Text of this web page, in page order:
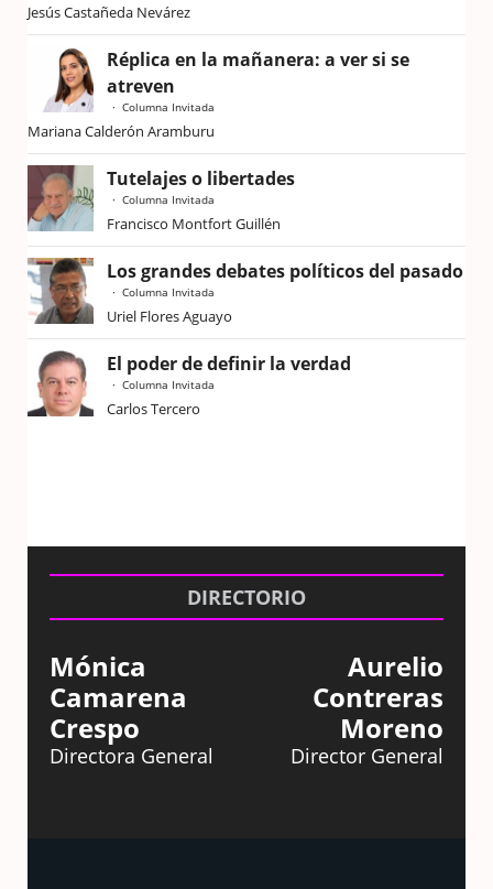
Jesús Castañeda Nevárez
Réplica en la mañanera: a ver si se
atreven
Columna Invitada
Mariana Calderón Aramburu
Tutelajes o libertades
Columna Invitada
Francisco Montfort Guillén
Los grandes debates políticos del pasado
Columna Invitada
Uriel Flores Aguayo
El poder de definir la verdad
Columna Invitada
Carlos Tercero
DIRECTORIO
Mónica
Camarena
Crespo
Directora General
Aurelio
Contreras
Moreno
Director General